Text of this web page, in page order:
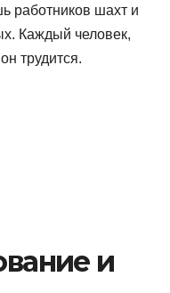
работников шахт и
Каждый человек,
трудится.
и